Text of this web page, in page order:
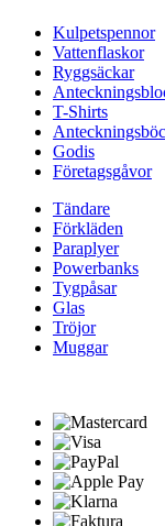
Kulpetspennor
Vattenflaskor
Ryggsäckar
T-Shirts
Godis
Företagsgåvor
Tändare
Förkläden
Paraplyer
Powerbanks
Tygpåsar
Glas
Tröjor
Muggar